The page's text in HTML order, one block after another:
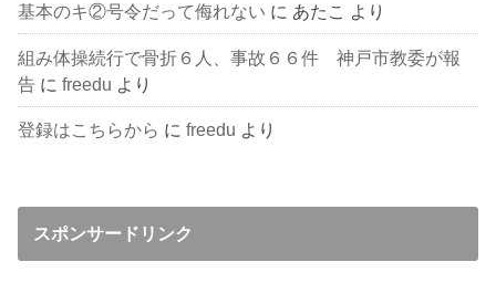
基本のキ②号令だって侮れない に あたこ より
組み体操続行で骨折６人、事故６６件 神戸市教委が報
告 にfreedu より
登録はこちらから にfreedu より
スポンサードリンク